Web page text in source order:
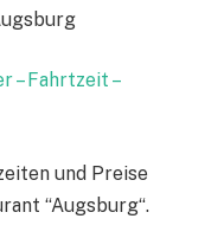
– Fahrtzeit –
und Preise
“Augsburg“.